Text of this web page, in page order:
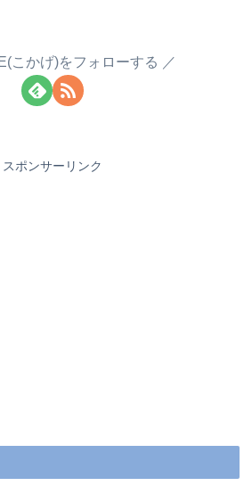
こかげ)をフォローする
スポンサーリンク